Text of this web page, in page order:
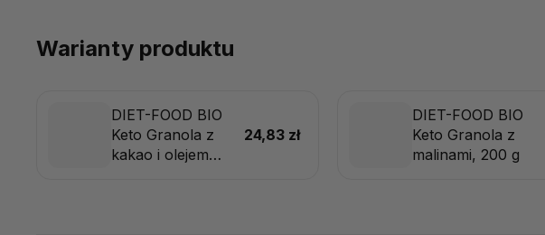
Warianty produktu
DIET-FOOD BIO
Keto Granola z
kakao i olejem
24,83 zł
DIET-FOOD BIO
Keto Granola z
malinami, 200 g